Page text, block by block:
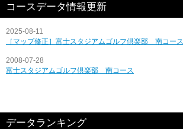
コースデータ情報更新
2025-08-11
［マップ修正］富士スタジアムゴルフ倶楽部 南コース
2008-07-28
富士スタジアムゴルフ倶楽部 南コース
データランキング